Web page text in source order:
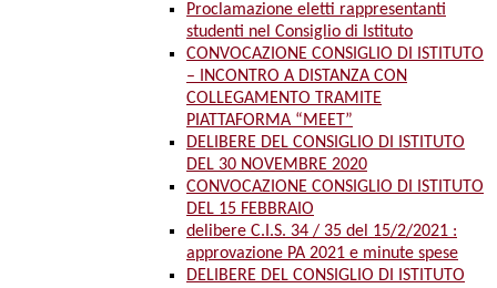
Proclamazione eletti rappresentanti
studenti nel Consiglio di Istituto
CONVOCAZIONE CONSIGLIO DI ISTITUTO
– INCONTRO A DISTANZA CON
COLLEGAMENTO TRAMITE
PIATTAFORMA “MEET”
DELIBERE DEL CONSIGLIO DI ISTITUTO
DEL 30 NOVEMBRE 2020
CONVOCAZIONE CONSIGLIO DI ISTITUTO
DEL 15 FEBBRAIO
delibere C.I.S. 34 / 35 del 15/2/2021 :
approvazione PA 2021 e minute spese
DELIBERE DEL CONSIGLIO DI ISTITUTO